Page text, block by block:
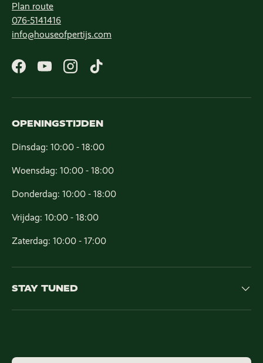
Plan route
076-5141416
info@houseofpertijs.com
Facebook
YouTubeInstagram
TikTok
OPENINGSTIJDEN
Dinsdag: 10:00 - 18:00
Woensdag: 10:00 - 18:00
Donderdag: 10:00 - 18:00
Vrijdag: 10:00 - 18:00
Zaterdag: 10:00 - 17:00
STAY TUNED